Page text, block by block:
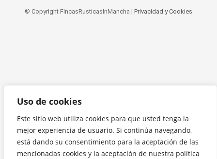
Uso de cookies
Este sitio web utiliza cookies para que usted tenga la
mejor experiencia de usuario. Si continúa navegando,
está dando su consentimiento para la aceptación de las
mencionadas cookies y la aceptación de nuestra política
© Copyright FincasRusticasInMancha | Privacidad y Cookies